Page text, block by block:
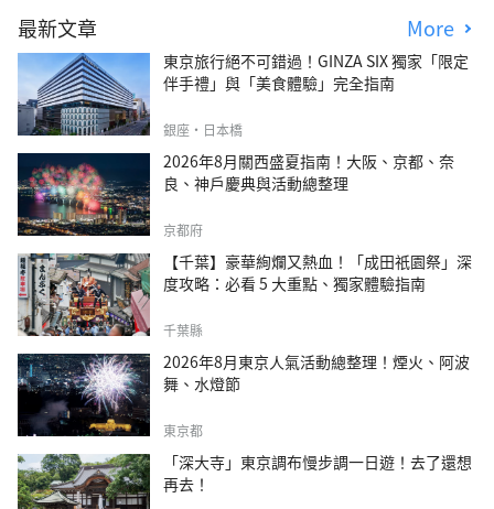
最新文章 More
東京旅行絕不可錯過！GINZA SIX 獨家「限定
伴手禮」與「美食體驗」完全指南
銀座・日本橋
2026年8月關西盛夏指南！大阪、京都、奈
良、神戶慶典與活動總整理
京都府
【千葉】豪華絢爛又熱血！「成田祇園祭」深
度攻略：必看 5 大重點、獨家體驗指南
千葉縣
2026年8月東京人氣活動總整理！煙火、阿波
舞、水燈節
東京都
「深大寺」東京調布慢步調一日遊！去了還想
再去！